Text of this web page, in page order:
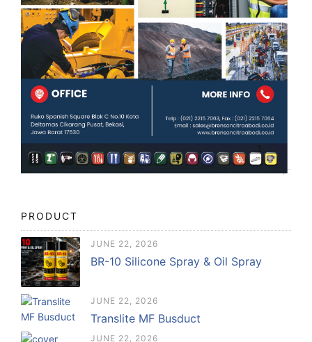
PRODUCT
JUNE 22, 2026
BR-10 Silicone Spray & Oil Spray
JUNE 22, 2026
Translite MF Busduct
JUNE 22, 2026